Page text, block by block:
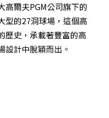
高爾夫PGM公司旗下的
型的27洞球場，這個高
歷史，承載著豐富的高
設計中脫穎而出。